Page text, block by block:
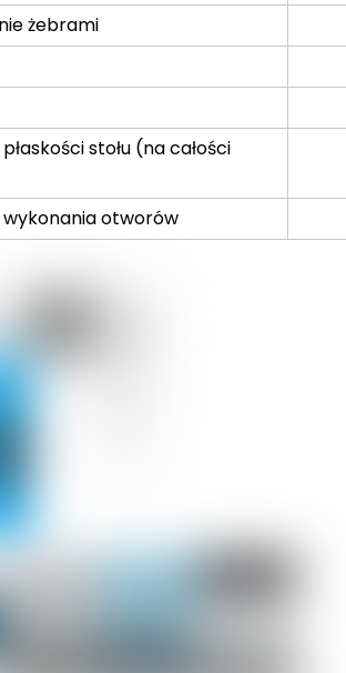
żebrami
stołu (na całości
otworów